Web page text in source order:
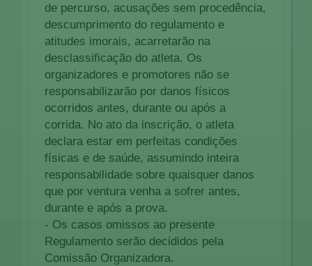
de percurso, acusações sem procedência,
descumprimento do regulamento e
atitudes imorais, acarretarão na
desclassificação do atleta. Os
organizadores e promotores não se
responsabilizarão por danos físicos
ocorridos antes, durante ou após a
corrida. No ato da inscrição, o atleta
declara estar em perfeitas condições
físicas e de saúde, assumindo inteira
responsabilidade sobre quaisquer danos
que por ventura venha a sofrer antes,
durante e após a prova.
- Os casos omissos ao presente
Regulamento serão decididos pela
Comissão Organizadora.